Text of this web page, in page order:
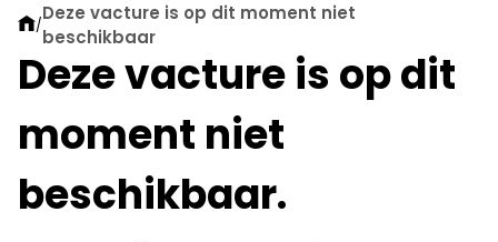
/
Deze vacture is op dit moment niet
beschikbaar
Deze vacture is op dit
moment niet
beschikbaar.